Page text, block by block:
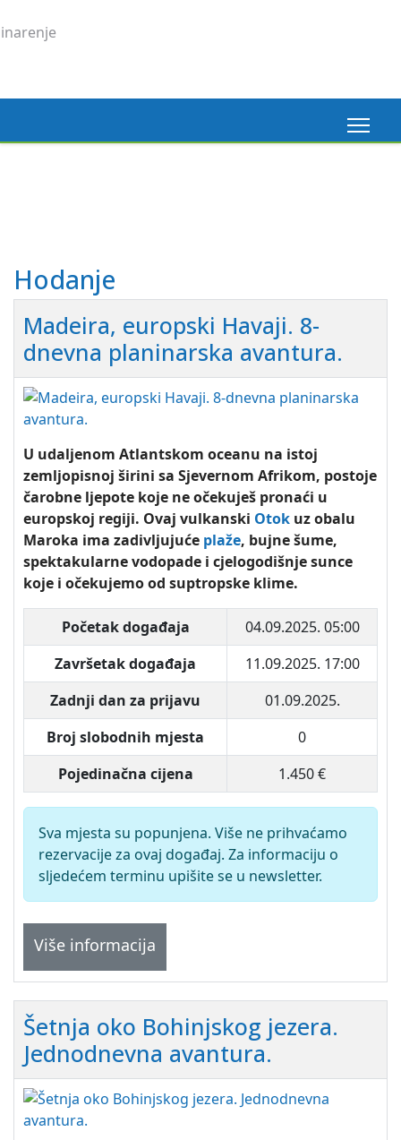
Hodanje
Madeira, europski Havaji. 8-
dnevna planinarska avantura.
U udaljenom Atlantskom oceanu na istoj
zemljopisnoj širini sa Sjevernom Afrikom, postoje
čarobne ljepote koje ne očekuješ pronaći u
europskoj regiji. Ovaj vulkanski Otok uz obalu
Maroka ima zadivljujuće plaže, bujne šume,
spektakularne vodopade i cjelogodišnje sunce
koje i očekujemo od suptropske klime.
Početak događaja
04.09.2025. 05:00
Završetak događaja
11.09.2025. 17:00
Zadnji dan za prijavu
01.09.2025.
Broj slobodnih mjesta
0
Pojedinačna cijena
1.450 €
Sva mjesta su popunjena. Više ne prihvaćamo
rezervacije za ovaj događaj. Za informaciju o
sljedećem terminu upišite se u newsletter.
Više informacija
Šetnja oko Bohinjskog jezera.
Jednodnevna avantura.